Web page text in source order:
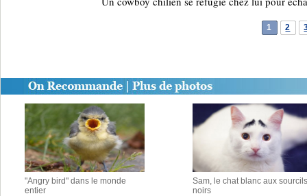
1 2
"Angry bird" dans le monde
entier
Sam, le chat blanc aux sourcils
noirs